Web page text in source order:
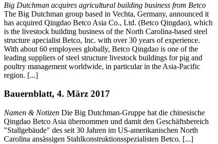
Big Dutchman acquires agricultural building business from Betco
The Big Dutchman group based in Vechta, Germany, announced it
has acquired Qingdao Betco Asia Co., Ltd. (Betco Qingdao), which
is the livestock building business of the North Carolina-based steel
structure apecialist Betco, Inc. with over 30 years of experience.
With about 60 employees globally, Betco Qingdao is one of the
leading suppliers of steel structure livestock buildings for pig and
poultry management worldwide, in particular in the Asia-Pacific
region. [...]
Bauernblatt, 4. März 2017
Namen & Notizen Die Big Dutchman-Gruppe hat die chinesische
Qingdao Betco Asia übernommen und damit den Geschäftsbereich
"Stallgebäude" des seit 30 Jahren im US-amerikanischen North
Carolina ansässigen Stahlkonstruktionsspezialisten Betco. [...]